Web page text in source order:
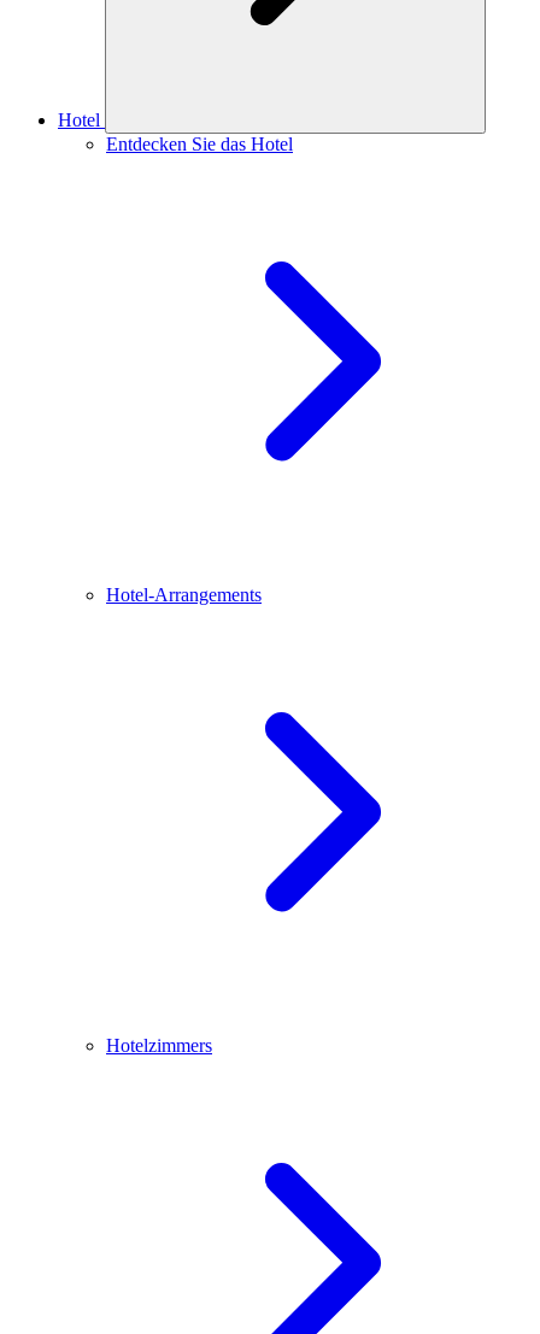
Hotel
Entdecken Sie das Hotel
Hotel-Arrangements
Hotelzimmers